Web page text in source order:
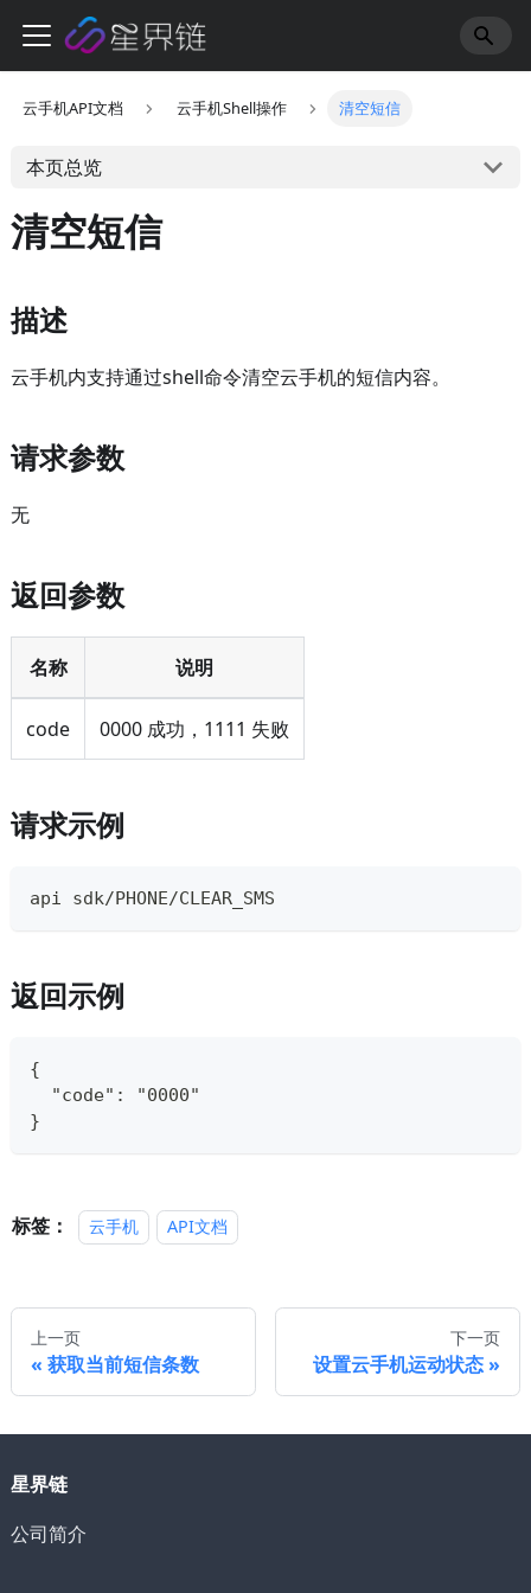
云手机API文档 云手机Shell操作 清空短信
本页总览
清空短信
描述
云手机内支持通过shell命令清空云手机的短信内容。
请求参数
无
返回参数
名称 说明
code 0000 成功，1111 失败
请求示例
api sdk/PHONE/CLEAR_SMS
返回示例
{
  "code": "0000"
}
标签： 云手机 API文档
上一页
获取当前短信条数
下一页
设置云手机运动状态
星界链
公司简介